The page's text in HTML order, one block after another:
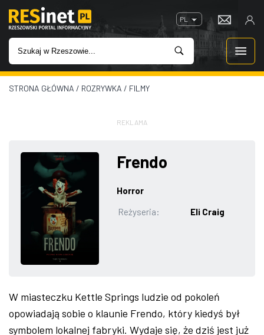
PL
WIADOMOŚCI
IMPREZY
ROZRYWKA
W KINACH
GASTRONOMIA
W RZESZOWIE
STRONA GŁÓWNA / ROZRYWKA / FILMY
REKLAMA
Frendo
Horror
Reżyseria:
Eli Craig
W miasteczku Kettle Springs ludzie od pokoleń
opowiadają sobie o klaunie Frendo, który kiedyś był
symbolem lokalnej fabryki. Wydaje się, że dziś jest już